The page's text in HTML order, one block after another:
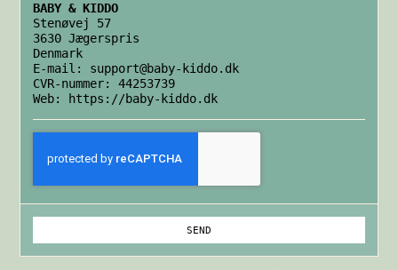
BABY & KIDDO
Stenøvej 57
3630 Jægerspris
Denmark
E-mail: support@baby-kiddo.dk
CVR-nummer: 44253739
Web: https://baby-kiddo.dk
SEND